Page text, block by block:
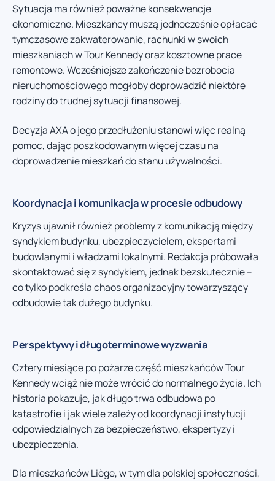
Sytuacja ma również poważne konsekwencje
ekonomiczne. Mieszkańcy muszą jednocześnie opłacać
tymczasowe zakwaterowanie, rachunki w swoich
mieszkaniach w Tour Kennedy oraz kosztowne prace
remontowe. Wcześniejsze zakończenie bezrobocia
nieruchomościowego mogłoby doprowadzić niektóre
rodziny do trudnej sytuacji finansowej.
Decyzja AXA o jego przedłużeniu stanowi więc realną
pomoc, dając poszkodowanym więcej czasu na
doprowadzenie mieszkań do stanu używalności.
Koordynacja i komunikacja w procesie odbudowy
Kryzys ujawnił również problemy z komunikacją między
syndykiem budynku, ubezpieczycielem, ekspertami
budowlanymi i władzami lokalnymi. Redakcja próbowała
skontaktować się z syndykiem, jednak bezskutecznie –
co tylko podkreśla chaos organizacyjny towarzyszący
odbudowie tak dużego budynku.
Perspektywy i długoterminowe wyzwania
Cztery miesiące po pożarze część mieszkańców Tour
Kennedy wciąż nie może wrócić do normalnego życia. Ich
historia pokazuje, jak długo trwa odbudowa po
katastrofie i jak wiele zależy od koordynacji instytucji
odpowiedzialnych za bezpieczeństwo, ekspertyzy i
ubezpieczenia.
Dla mieszkańców Liège, w tym dla polskiej społeczności,